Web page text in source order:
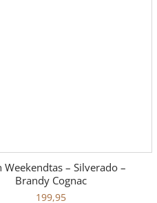
Weekendtas – Silverado –
Brandy Cognac
199,95